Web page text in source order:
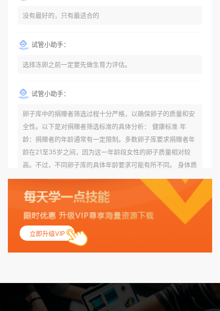
没有最好的，只有最适合的
试管小助手：
选择冻卵之前一定要先做生育力评估。
试管小助手：
卵子库中的捐赠者筛选过程十分严格，以确保卵子的质量和安
全性。以下是对捐赠者筛选标准的具体分析： 健康标准 年
龄：捐赠者的年龄通常有一定限制。多数卵子库要求捐赠者年
龄在21至35岁之间，因为这一年龄段女性的卵子质量相对较
高。不过，不同卵子库的具体年龄要求可能有所不同。 身体质
量指数（BMI）：捐赠者的BMI通常需要在正常范围内，以确
保其身体健康状况良好。过高的BMI可能与多种健康问题相关
联，包括不孕症和妊娠并发症。 生殖健康：捐赠者需要有规律
的月经期，无生殖障碍或异常问题。此外，还需要进行详细的
妇科检查，以确保其生殖系统的健康。 遗传病史与家族病史：
捐赠者及其家庭成员需要无严重的遗传病史、精神病史和传染
病史。这通常需要通过基因检测、家族史调查和医疗记录审查
带任何可传染给受卵者的病原体。 药物与生活习惯：捐赠者需
要是非尼古丁使用者、非吸烟者、非吸毒者，并且未使用可能
立即升级VIP